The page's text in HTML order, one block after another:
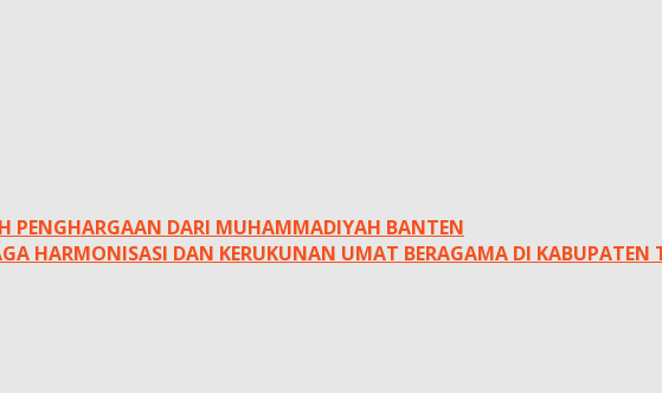
PENGHARGAAN DARI MUHAMMADIYAH BANTEN
HARMONISASI DAN KERUKUNAN UMAT BERAGAMA DI KABUPATEN